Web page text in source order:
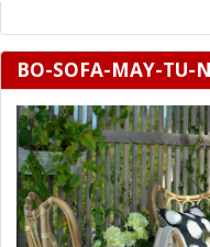
BO-SOFA-MAY-TU-